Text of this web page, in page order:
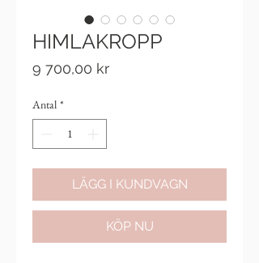
HIMLAKROPP
9 700,00 krPris
Antal *
LÄGG I KUNDVAGN
KÖP NU